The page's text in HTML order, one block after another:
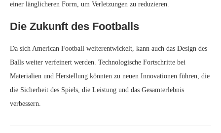
einer länglicheren Form, um Verletzungen zu reduzieren.
Die Zukunft des Footballs
Da sich American Football weiterentwickelt, kann auch das Design des
Balls weiter verfeinert werden. Technologische Fortschritte bei
Materialien und Herstellung könnten zu neuen Innovationen führen, die
die Sicherheit des Spiels, die Leistung und das Gesamterlebnis
verbessern.